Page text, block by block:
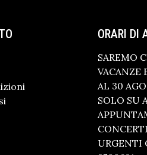
ORARI DI
SAREMO
VACANZE
AL 30
SOLO SU
URGENTI